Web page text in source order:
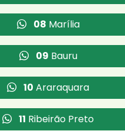
08 Marília
09 Bauru
10 Araraquara
11 Ribeirão Preto